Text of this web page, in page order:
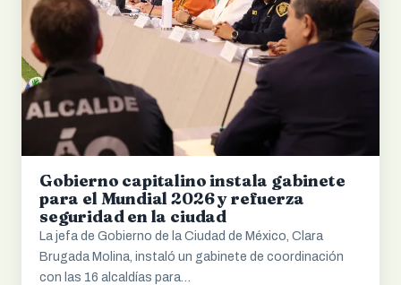
Gobierno capitalino instala gabinete
para el Mundial 2026 y refuerza
seguridad en la ciudad
La jefa de Gobierno de la Ciudad de México, Clara
Brugada Molina, instaló un gabinete de coordinación
con las 16 alcaldías para…